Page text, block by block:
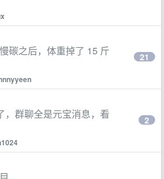
碳之后，体重掉了 15 斤
21
，群聊全是元宝消息，看
2